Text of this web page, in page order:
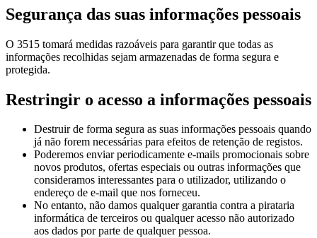
Segurança das suas informações pessoais
O 3515 tomará medidas razoáveis para garantir que todas as
informações recolhidas sejam armazenadas de forma segura e
protegida.
Restringir o acesso a informações pessoais
Destruir de forma segura as suas informações pessoais quando
já não forem necessárias para efeitos de retenção de registos.
Poderemos enviar periodicamente e-mails promocionais sobre
novos produtos, ofertas especiais ou outras informações que
consideramos interessantes para o utilizador, utilizando o
endereço de e-mail que nos forneceu.
No entanto, não damos qualquer garantia contra a pirataria
informática de terceiros ou qualquer acesso não autorizado
aos dados por parte de qualquer pessoa.